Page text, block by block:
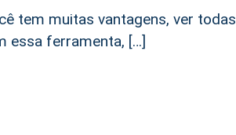
tem muitas vantagens, ver todas
essa ferramenta, […]